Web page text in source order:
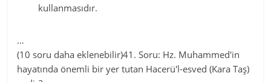
kullanmasıdır.
…
(10 soru daha eklenebilir)41. Soru: Hz. Muhammed'in
hayatında önemli bir yer tutan Hacerü'l-esved (Kara Taş)